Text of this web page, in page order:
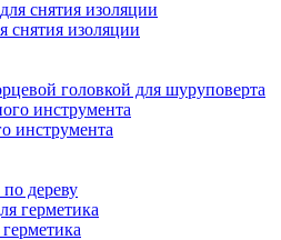
снятия изоляции
головкой для шуруповерта
инструмента
дереву